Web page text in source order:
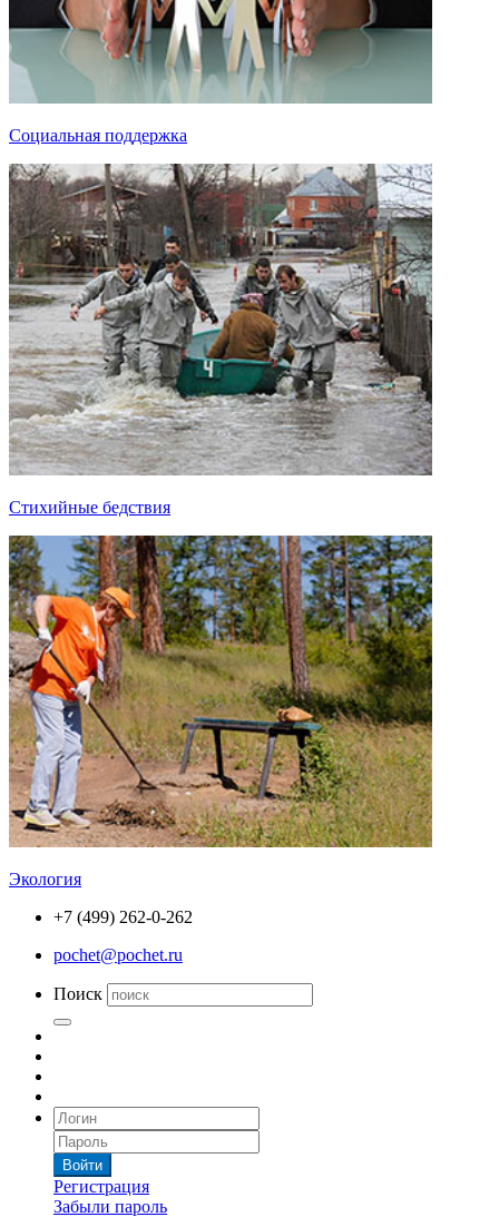
Социальная поддержка
Стихийные бедствия
Экология
+7 (499) 262-0-262
pochet@pochet.ru
Поиск
Войти
Регистрация
Забыли пароль